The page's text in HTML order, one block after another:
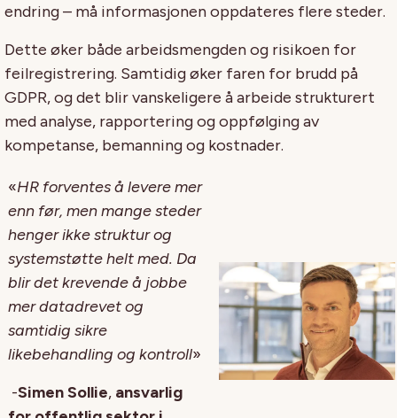
endring – må informasjonen oppdateres flere steder.
Dette øker både arbeidsmengden og risikoen for
feilregistrering. Samtidig øker faren for brudd på
GDPR, og det blir vanskeligere å arbeide strukturert
med analyse, rapportering og oppfølging av
kompetanse, bemanning og kostnader.
«HR forventes å levere mer
enn før, men mange steder
henger ikke struktur og
systemstøtte helt med. Da
blir det krevende å jobbe
mer datadrevet og
samtidig sikre
likebehandling og kontroll»
-Simen Sollie, ansvarlig